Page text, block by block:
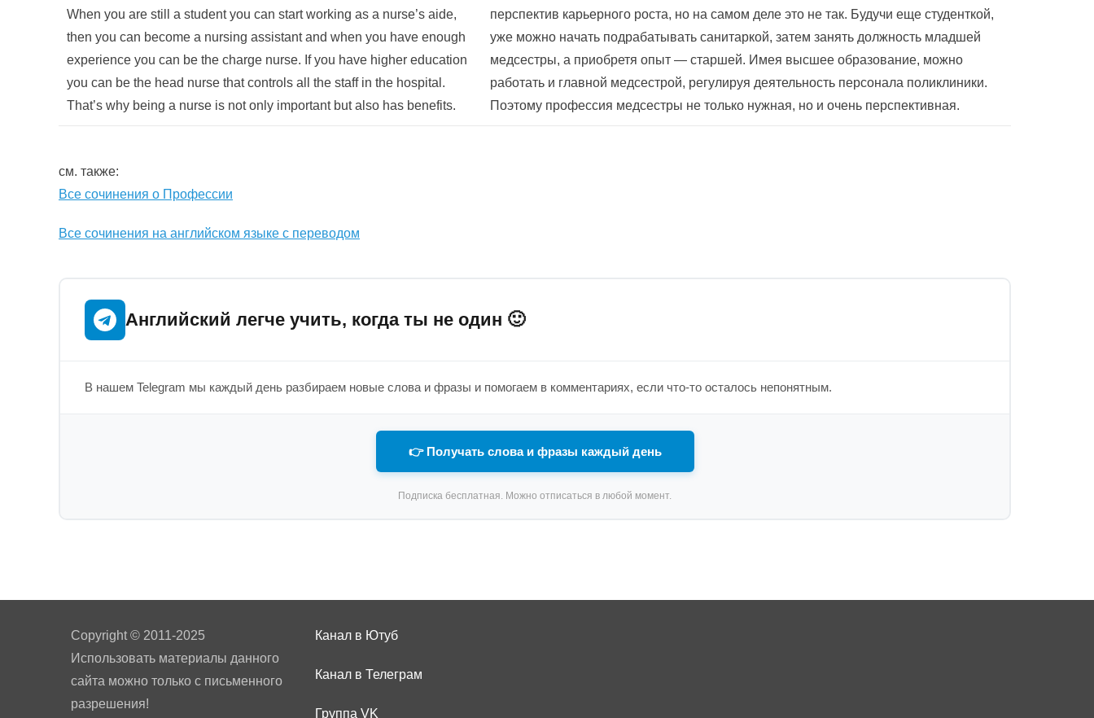
When you are still a student you can start working as a nurse’s aide,
then you can become a nursing assistant and when you have enough
experience you can be the charge nurse. If you have higher education
you can be the head nurse that controls all the staff in the hospital.
That’s why being a nurse is not only important but also has benefits.
перспектив карьерного роста, но на самом деле это не так. Будучи еще студенткой,
уже можно начать подрабатывать санитаркой, затем занять должность младшей
медсестры, а приобретя опыт — старшей. Имея высшее образование, можно
работать и главной медсестрой, регулируя деятельность персонала поликлиники.
Поэтому профессия медсестры не только нужная, но и очень перспективная.
см. также:
Все сочинения о Профессии
Все сочинения на английском языке с переводом
Английский легче учить, когда ты не один 🙂
В нашем Telegram мы каждый день разбираем новые слова и фразы и помогаем в комментариях, если что-то осталось непонятным.
👉 Получать слова и фразы каждый день
Подписка бесплатная. Можно отписаться в любой момент.
Copyright © 2011-2025
Использовать материалы данного
сайта можно только с письменного
разрешения!
Канал в Ютуб
Канал в Телеграм
Группа VK